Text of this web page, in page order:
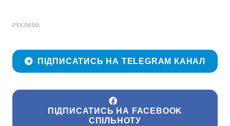
РЕКЛАМА
ПІДПИСАТИСЬ НА TELEGRAM КАНАЛ
ПІДПИСАТИСЬ НА FACEBOOK
СПІЛЬНОТУ